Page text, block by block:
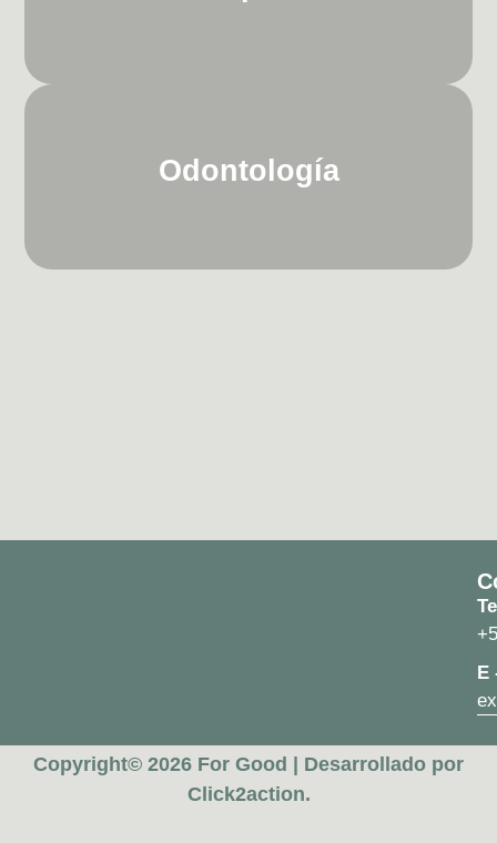
Odontología
E
Copyright© 2026 For Good | Desarrollado por
Click2action.